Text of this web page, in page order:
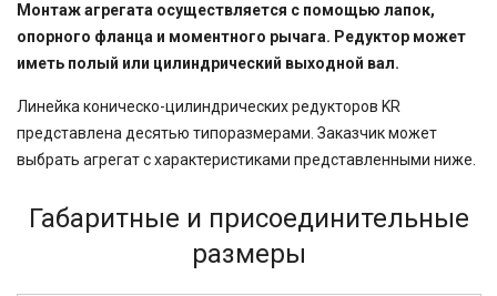
Монтаж агрегата осуществляется с помощью лапок,
опорного фланца и моментного рычага. Редуктор может
иметь полый или цилиндрический выходной вал.
Линейка коническо-цилиндрических редукторов KR
представлена десятью типоразмерами. Заказчик может
выбрать агрегат с характеристиками представленными ниже.
Габаритные и присоединительные
размеры